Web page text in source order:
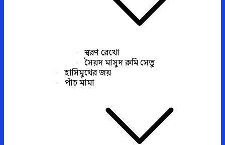
স্বরণ রেখো
সৈয়দ মাসুদ রুমি সেতু
হাসিমুখের জয়
পাঁচ মামা